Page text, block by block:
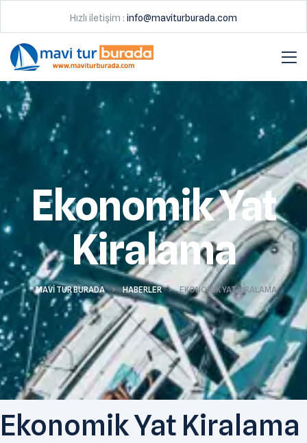
Hızlı iletişim : info@maviturburada.com
Ekonomik Yat
Kiralama
MAVI TUR BURADA > HABERLER > EKONOMIK YAT KIRALAMA
Ekonomik Yat Kiralama